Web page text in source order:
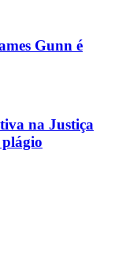
Gunn é
na Justiça